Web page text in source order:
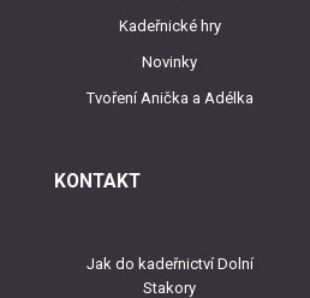
Kadeřnické hry
Novinky
Tvoření Anička a Adélka
KONTAKT
Jak do kadeřnictví Dolní
Stakory